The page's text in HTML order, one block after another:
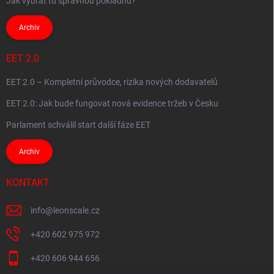
Archiv
EET 2.0
EET 2.0 – Kompletní průvodce, rizika nových dodavatelů
EET 2.0: Jak bude fungovat nová evidence tržeb v Česku
Parlament schválil start další fáze EET
Archiv
KONTAKT
info@ leonscale.cz
+420 602 975 972
+420 606 944 656